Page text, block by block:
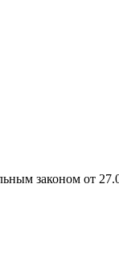
законом от